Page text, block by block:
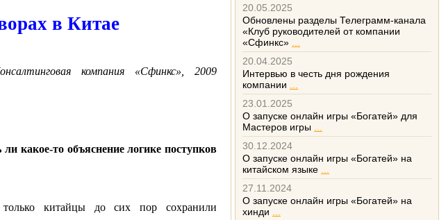
в Китае
компания «Сфинкс», 2009
какое-то объяснение логике поступков
китайцы до сих пор сохранили
20.05.2025
Обновлены разделы Телеграмм-канала
«Клуб руководителей от компании
«Сфинкс»
20.04.2025
Интервью в честь дня рождения
компании
23.01.2025
О запуске онлайн игры «Богатей» для
Мастеров игры
30.12.2024
О запуске онлайн игры «Богатей» на
китайском языке
27.11.2024
О запуске онлайн игры «Богатей» на
хинди